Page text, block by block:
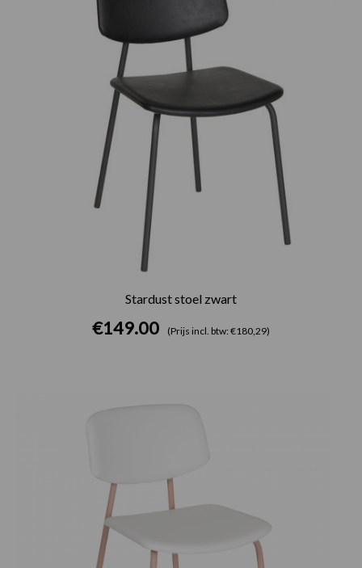
Stardust stoel zwart
€149.00 (Prijs incl. btw: €180,29)